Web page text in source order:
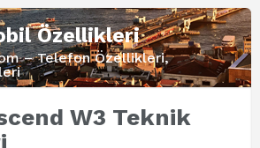
Özellikleri
– Telefon Özellikleri,
W3 Teknik